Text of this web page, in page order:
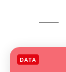
DATA